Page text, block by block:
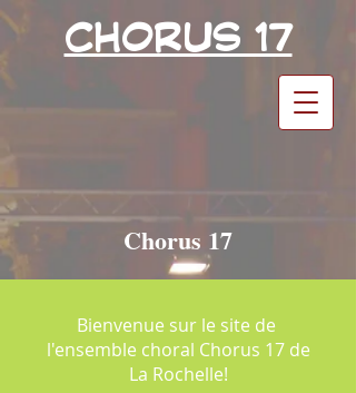
CHORUS 17
Chorus 17
Bienvenue sur le site de
l'ensemble choral Chorus 17 de
La Rochelle!